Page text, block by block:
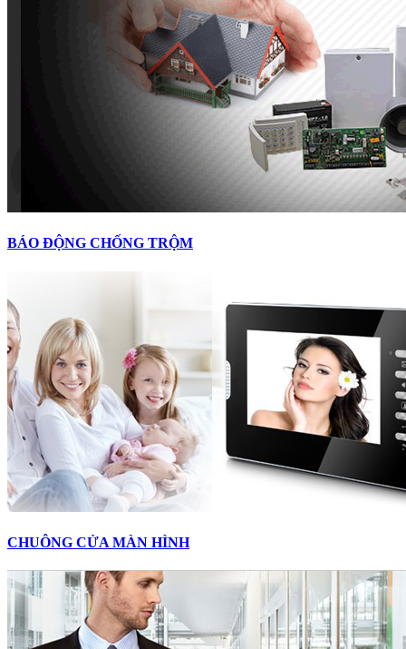
BÁO ĐỘNG CHỐNG TRỘM
CHUÔNG CỬA MÀN HÌNH